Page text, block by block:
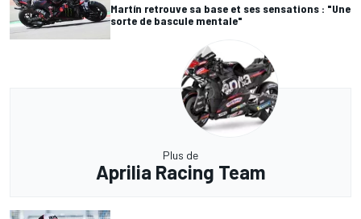
Martín retrouve sa base et ses sensations : "Une
sorte de bascule mentale"
Plus de
Aprilia Racing Team